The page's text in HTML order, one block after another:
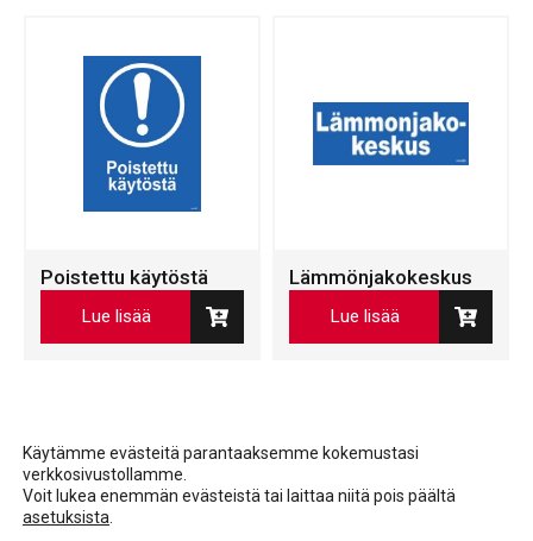
Poistettu käytöstä
Lue lisää
Lämmönjakokeskus
Lue lisää
Käytämme evästeitä parantaaksemme kokemustasi
verkkosivustollamme.
Voit lukea enemmän evästeistä tai laittaa niitä pois päältä
asetuksista